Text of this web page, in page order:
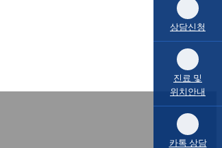
상담신청
진료 및
위치안내
카톡 상담